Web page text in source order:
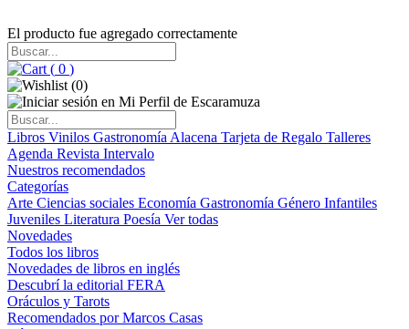
El producto fue agregado correctamente
( 0 )
(0)
Libros Vinilos Gastronomía Alacena Tarjeta de Regalo Talleres
Agenda Revista Intervalo
Nuestros recomendados
Categorías
Arte Ciencias sociales Economía Gastronomía Género Infantiles
Juveniles Literatura Poesía Ver todas
Novedades
Todos los libros
Novedades de libros en inglés
Descubrí la editorial FERA
Oráculos y Tarots
Recomendados por Marcos Casas